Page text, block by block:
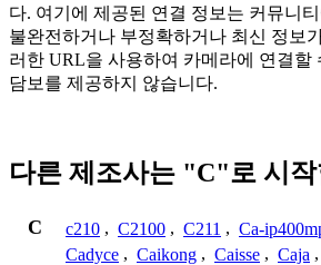
다. 여기에 제공된 연결 정보는 커뮤니
불완전하거나 부정확하거나 최신 정보
러한 URL을 사용하여 카메라에 연결할
담보를 제공하지 않습니다.
다른 제조사는 "C"로 시작
C c210 , C2100 , C211 , Ca-
Cadyce , Caikong , Caisse , Caja ,